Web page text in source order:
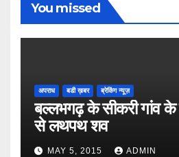
You missed
अपराध बडी ख़बर ब्रेकिंग न्यूज़
बल्लभगढ़ के सीकरी गांव
से लथपथ शव
MAY 5, 2015 ADMIN